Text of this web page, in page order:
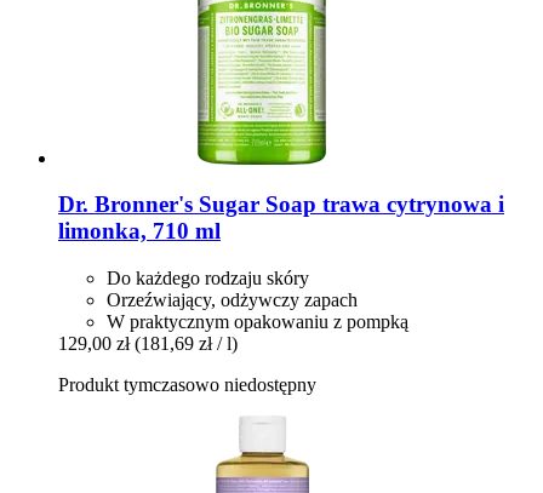
Dr. Bronner's Sugar Soap trawa cytrynowa i
limonka, 710 ml
Do każdego rodzaju skóry
Orzeźwiający, odżywczy zapach
W praktycznym opakowaniu z pompką
129,00 zł (181,69 zł / l)
Produkt tymczasowo niedostępny